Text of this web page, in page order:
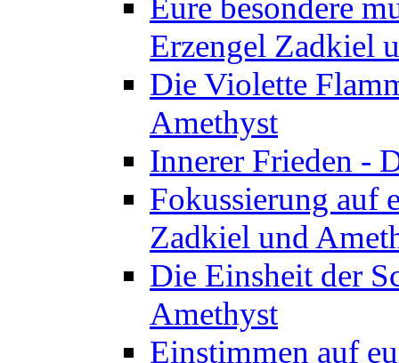
Erzengel Zadkiel
Die Violette
Amethyst
Innerer Frieden -
Fokussierung auf
Zadkiel und
Die Einsheit der
Amethyst
Einstimmen auf